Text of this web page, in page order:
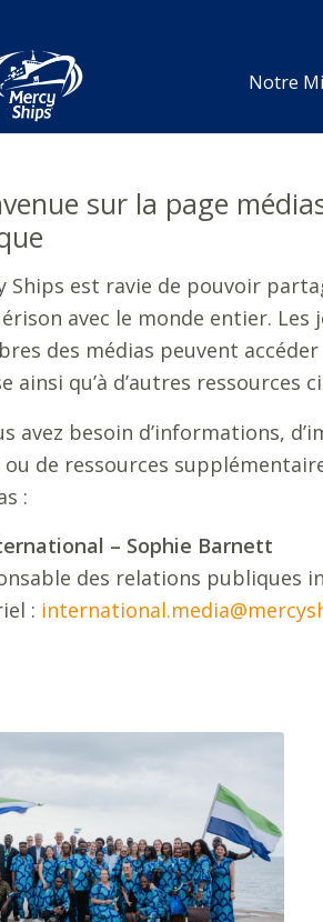
Notre
sur la page
Ships est ravie de pouvoir
avec le monde entier.
des médias peuvent
ainsi qu’à d’autres ressources
avez besoin d’informations,
ou de ressources
:
– Sophie Barnett
des relations publiques
: